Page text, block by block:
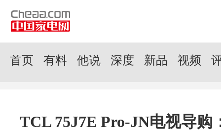
首页 有料 他说 深度 新品 视频
TCL 75J7E Pro-JN电视导购